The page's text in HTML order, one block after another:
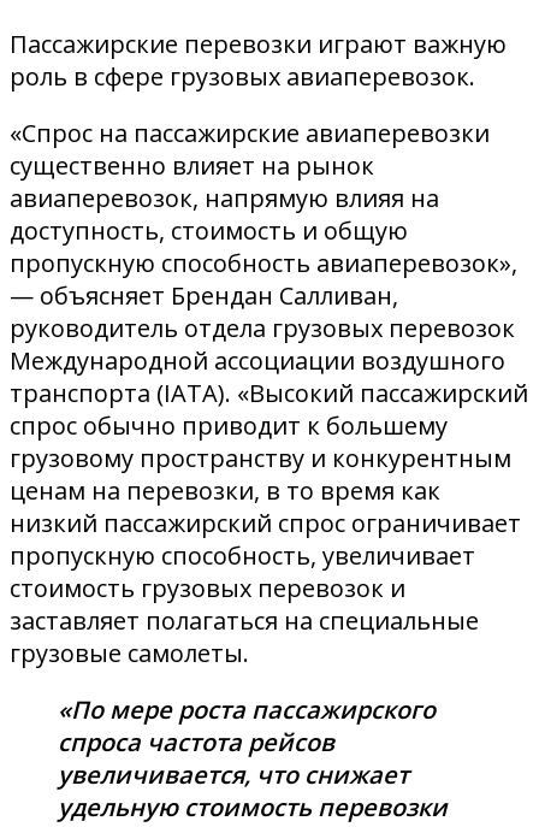
Пассажирские перевозки играют важную
роль в сфере грузовых авиаперевозок.
«Спрос на пассажирские авиаперевозки
существенно влияет на рынок
авиаперевозок, напрямую влияя на
доступность, стоимость и общую
пропускную способность авиаперевозок»,
— объясняет Брендан Салливан,
руководитель отдела грузовых перевозок
Международной ассоциации воздушного
транспорта (IATA). «Высокий пассажирский
спрос обычно приводит к большему
грузовому пространству и конкурентным
ценам на перевозки, в то время как
низкий пассажирский спрос ограничивает
пропускную способность, увеличивает
стоимость грузовых перевозок и
заставляет полагаться на специальные
грузовые самолеты.
«По мере роста пассажирского
спроса частота рейсов
увеличивается, что снижает
удельную стоимость перевозки